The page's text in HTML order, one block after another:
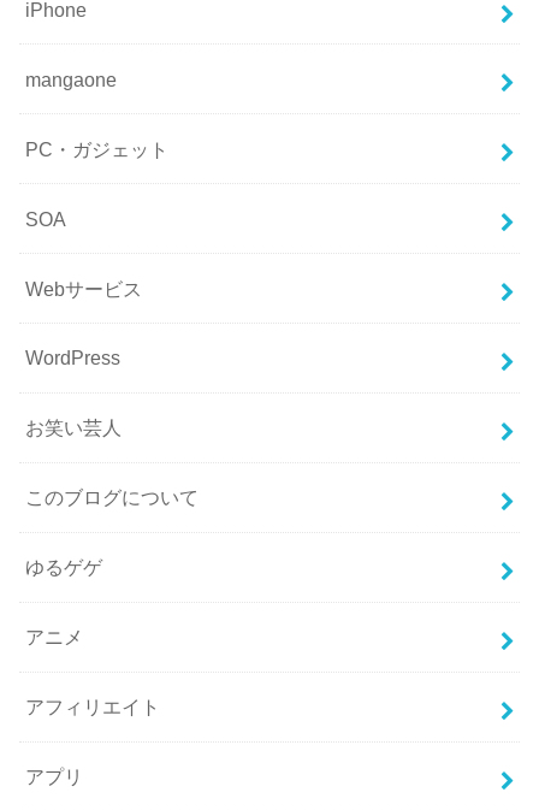
iPhone
mangaone
PC・ガジェット
SOA
Webサービス
WordPress
お笑い芸人
このブログについて
ゆるゲゲ
アニメ
アフィリエイト
アプリ